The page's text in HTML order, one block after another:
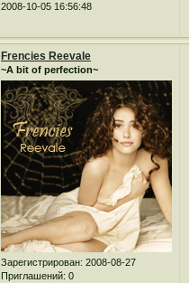
2008-10-05 16:56:48
Frencies Reevale
~A bit of perfection~
Зарегистрирован: 2008-08-27
Приглашений: 0